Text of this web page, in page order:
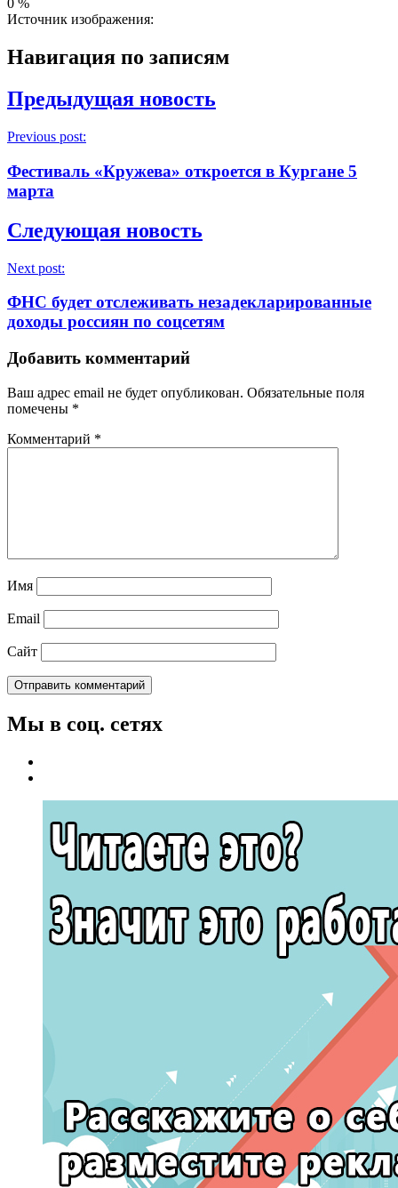
0 %
Источник изображения:
Навигация по записям
Предыдущая новость
Previous post:
Фестиваль «Кружева» откроется в Кургане 5
марта
Следующая новость
Next post:
ФНС будет отслеживать незадекларированные
доходы россиян по соцсетям
Добавить комментарий
Ваш адрес email не будет опубликован. Обязательные поля
помечены *
Комментарий *
Имя
Email
Сайт
Мы в соц. сетях